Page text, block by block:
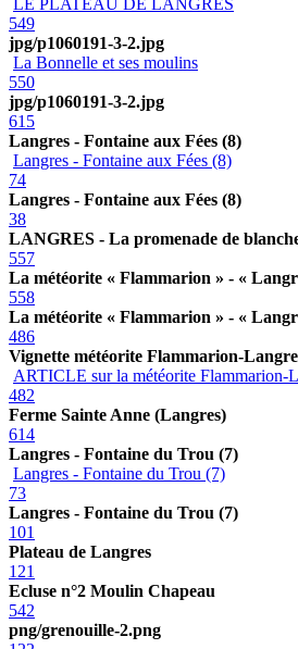
549
jpg/p1060191-3-2.jpg
La Bonnelle et ses moulins
550
jpg/p1060191-3-2.jpg
615
Langres - Fontaine aux Fées (8)
Langres - Fontaine aux Fées (8)
74
Langres - Fontaine aux Fées (8)
38
LANGRES - La promenade de
557
La météorite « Flammarion » - «
558
La météorite « Flammarion » - «
486
Vignette météorite Flammarion-
ARTICLE sur la météorite Flammarion-
482
Ferme Sainte Anne (Langres)
614
Langres - Fontaine du Trou (7)
Langres - Fontaine du Trou (7)
73
Langres - Fontaine du Trou (7)
101
Plateau de Langres
121
Ecluse n°2 Moulin Chapeau
542
png/grenouille-2.png